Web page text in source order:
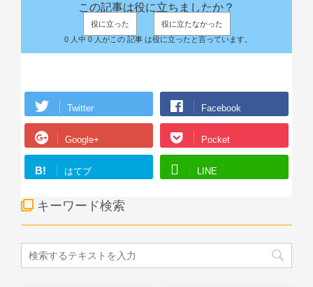
この記事は役に立ちましたか？
役に立った
役に立たなかった
0 人中 0 人がこの 記事 は役に立ったと言っています。
Twitter Facebook
Google+ Pocket
B! はてブ LINE
キーワード検索